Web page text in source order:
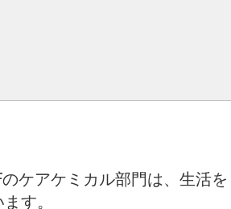
ケアケミカル部門は、生活を
す。